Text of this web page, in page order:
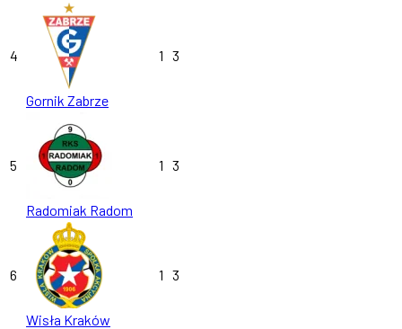
4
Gornik Zabrze
1 3
5
Radomiak Radom
1 3
6
Wisła Kraków
1 3